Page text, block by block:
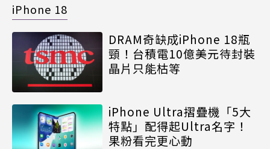
iPhone 18
DRAM奇缺成iPhone 18瓶
頸！台積電10億美元待封裝
晶片只能枯等
iPhone Ultra摺疊機「5大
特點」配得起Ultra名字！
果粉看完更心動